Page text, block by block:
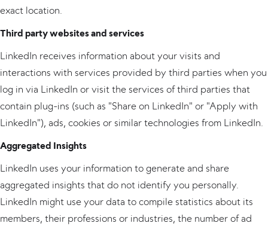
exact location.
Third party websites and services
LinkedIn receives information about your visits and
interactions with services provided by third parties when you
log in via LinkedIn or visit the services of third parties that
contain plug-ins (such as "Share on LinkedIn" or "Apply with
LinkedIn"), ads, cookies or similar technologies from LinkedIn.
Aggregated Insights
LinkedIn uses your information to generate and share
aggregated insights that do not identify you personally.
LinkedIn might use your data to compile statistics about its
members, their professions or industries, the number of ad